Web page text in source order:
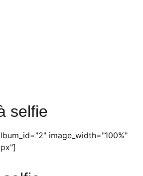
selfie
image_width="100%"